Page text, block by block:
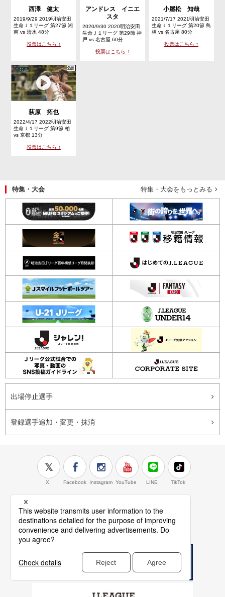
西澤 健太
2019/9/29 2019明治安田
生命Ｊ１リーグ 第27節 湘
南 vs 清水 48分
投票はこちら ↑
アンドレス イニエ
スタ
2020/9/30 2020明治安田
生命Ｊ１リーグ 第29節 神
戸 vs 名古屋 60分
投票はこちら ↑
小屋松 知哉
2021/7/17 2021明治安田
生命Ｊ１リーグ 第20節 鳥
栖 vs 名古屋 80分
投票はこちら ↑
荻原 拓也
2022/4/17 2022明治安田
生命Ｊ１リーグ 第9節 柏
vs 京都 13分
投票はこちら ↑
特集・大会 特集・大会をもっとみる
出場停止選手
登録選手追加・変更・抹消
X Facebook Instagram YouTube LINE TikTok
J.LEAGUE百年構想
検索